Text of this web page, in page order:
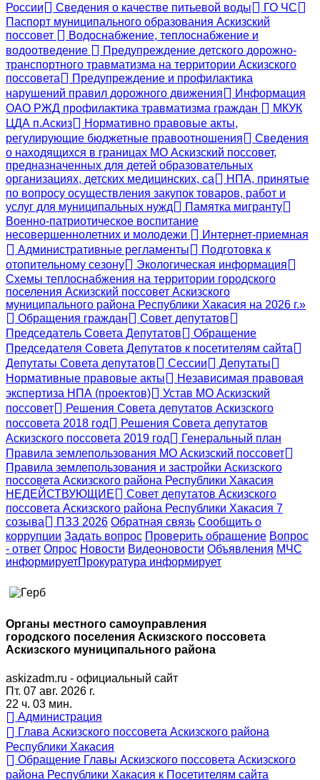
России
Сведения о качестве питьевой воды
ГО ЧС
Паспорт муниципального образования Аскизский
поссовет
Водоснабжение, теплоснабжение и
водоотведение
Предупреждение детского дорожно-
транспортного травматизма на территории Аскизского
поссовета
Предупреждение и профилактика
нарушений правил дорожного движения
Информация
ОАО РЖД профилактика травматизма граждан
МКУК
ЦДА п.Аскиз
Нормативно правовые акты,
регулирующие бюджетные правоотношения
Сведения
о находящихся в границах МО Аскизский поссовет,
предназначенных для детей образовательных
организациях, детских медицинских, са
НПА, принятые
по вопросу осуществления закупок товаров, работ и
услуг для муниципальных нужд
Памятка мигранту
Военно-патриотическое воспитание
несовершеннолетних и молодежи
Интернет-приемная
Административные регламенты
Подготовка к
отопительному сезону
Экологическая информация
Схемы теплоснабжения на территории городского
поселения Аскизский поссовет Аскизского
муниципального района Республики Хакасия на 2026 г.»
Обращения граждан
Совет депутатов
Председатель Совета Депутатов
Обращение
Председателя Совета Депутатов к посетителям сайта
Депутаты Совета депутатов
Сессии
Депутаты
Нормативные правовые акты
Независимая правовая
экспертиза НПА (проектов)
Устав МО Аскизский
поссовет
Решения Совета депутатов Аскизского
поссовета 2018 год
Решения Совета депутатов
Аскизского поссовета 2019 год
Генеральный план
Правила землепользования МО Аскизский поссовет
Правила землепользования и застройки Аскизского
поссовета Аскизского района Республики Хакасия
НЕДЕЙСТВУЮЩИЕ
Совет депутатов Аскизского
поссовета Аскизского района Республики Хакасия 7
созыва
ПЗЗ 2026 Обратная связь Сообщить о
коррупции Задать вопрос Проверить обращение Вопрос
- ответ Опрос Новости Видеоновости Объявления МЧС
информируетПрокуратура информирует
Органы местного самоуправления
городского поселения Аскизского поссовета
Аскизского муниципального района
askizadm.ru - официальный сайт
Пт. 07 авг. 2026 г.
22 ч. 03 мин.
Администрация
Глава Аскизского поссовета Аскизского района
Республики Хакасия
Обращение Главы Аскизского поссовета Аскизского
района Республики Хакасия к Посетителям сайта